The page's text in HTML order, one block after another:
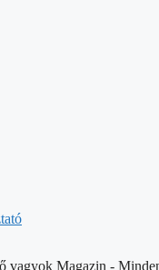
vagyok Magazin -